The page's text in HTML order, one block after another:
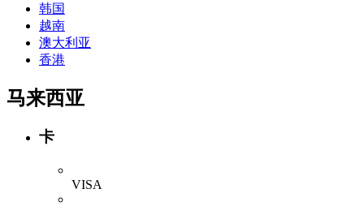
韩国
越南
澳大利亚
香港
马来西亚
卡
VISA